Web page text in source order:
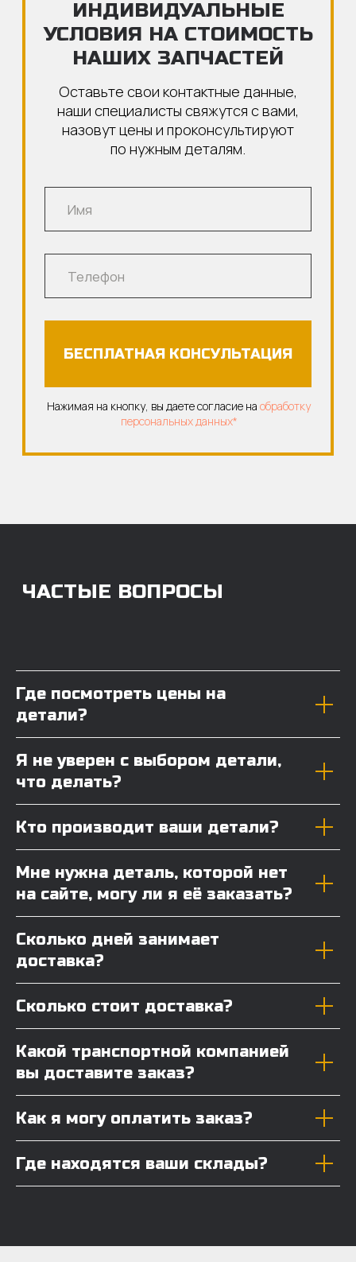
Где посмотреть цены на
детали?
Я не уверен с выбором детали,
что делать?
Кто производит ваши детали?
Мне нужна деталь, которой нет
на сайте, могу ли я её заказать?
Сколько дней занимает
доставка?
Сколько стоит доставка?
Какой транспортной компанией
вы доставите заказ?
Как я могу оплатить заказ?
Где находятся ваши склады?